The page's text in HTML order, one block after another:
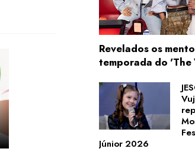
Revelados os
temporada do
Júnior 2026